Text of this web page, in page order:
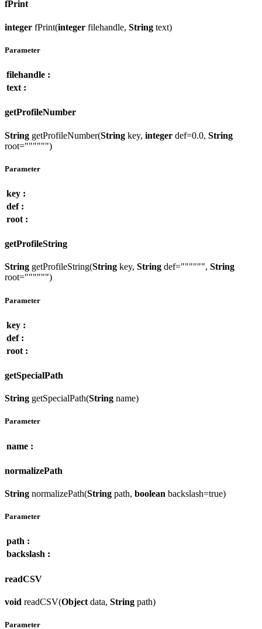
fPrint
integer fPrint(integer filehandle, String text)
Parameter
filehandle :
text :
getProfileNumber
String getProfileNumber(String key, integer def=0.0, String
root="""""")
Parameter
key :
def :
root :
getProfileString
String getProfileString(String key, String def="""""", String
root="""""")
Parameter
key :
def :
root :
getSpecialPath
String getSpecialPath(String name)
Parameter
name :
normalizePath
String normalizePath(String path, boolean backslash=true)
Parameter
path :
backslash :
readCSV
void readCSV(Object data, String path)
Parameter